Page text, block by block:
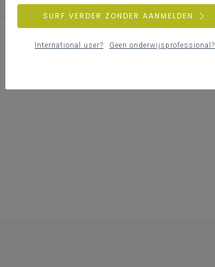
SURF VERDER ZONDER AANMELDEN
International user? Geen onderwijsprofessional?